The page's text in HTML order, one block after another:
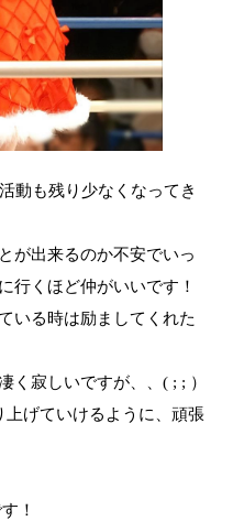
動も残り少なくなってき
が出来るのか不安でいっ
行くほど仲がいいです！
いる時は励ましてくれた
く寂しいですが、、( ; ; ）
げていけるように、頑張
！